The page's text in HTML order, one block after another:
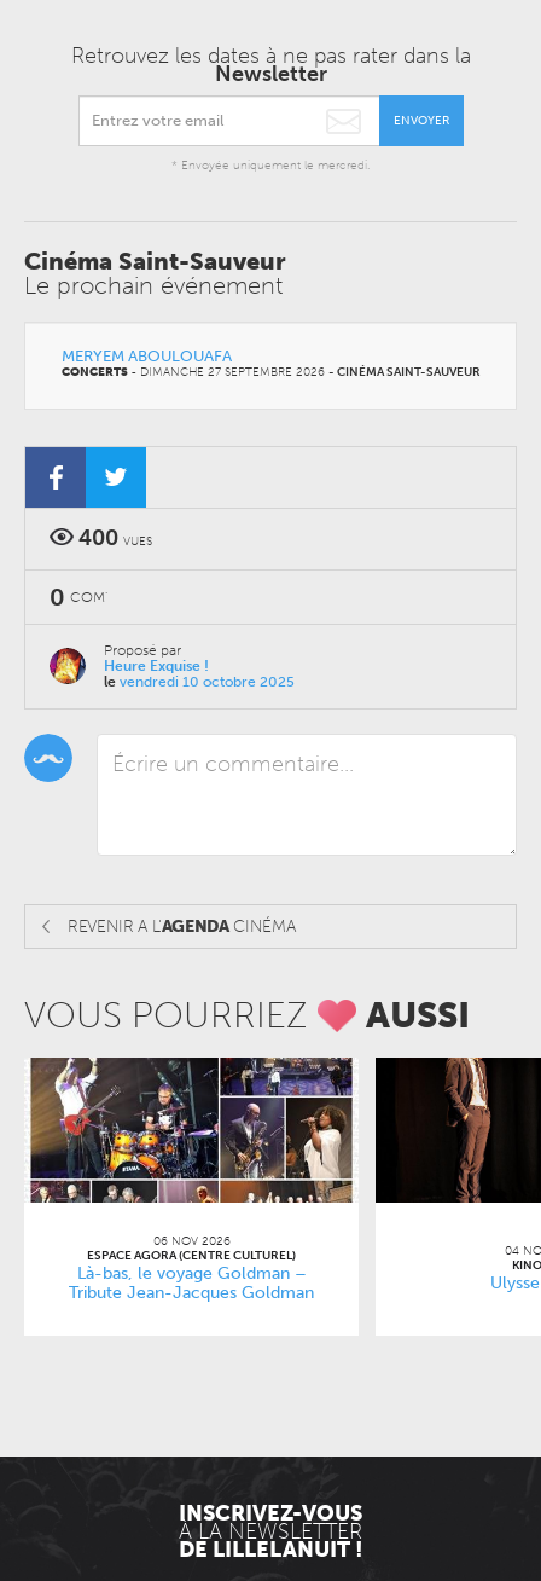
Retrouvez les dates à ne pas rater dans la
Newsletter
ENVOYER
* Envoyée uniquement le mercredi.
Cinéma Saint-Sauveur
Le prochain événement
MERYEM ABOULOUAFA
CONCERTS - DIMANCHE 27 SEPTEMBRE 2026 - CINÉMA SAINT-SAUVEUR
400 VUES
0 COM'
Proposé par
Heure Exquise !
le vendredi 10 octobre 2025
REVENIR A L'AGENDACINÉMA
VOUS POURRIEZ AUSSI
06 NOV 2026
ESPACE AGORA (CENTRE CULTUREL)
Là-bas, le voyage Goldman –
Tribute Jean-Jacques Goldman
04
INSCRIVEZ-VOUS
À LA NEWSLETTER
DE LILLELANUIT !